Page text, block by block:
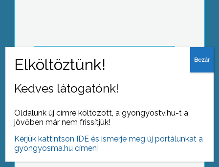
Rendőr-angyal vetélkedőt rendeztek a
gyöngyösi Szent Erzsébet Óvodában
Kedves látogatónk!
Oldalunk új címre költözött, a gyongyostv.hu-t a
jövőben már nem frissítjük!
Kérjük kattintson IDE és ismerje meg új portálunkat a
gyongyosma.hu címen!